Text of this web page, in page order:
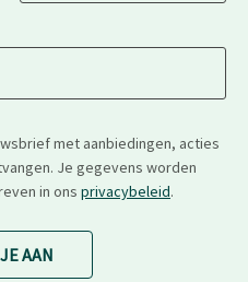
met aanbiedingen, acties
Je gegevens worden
in ons privacybeleid.
AAN